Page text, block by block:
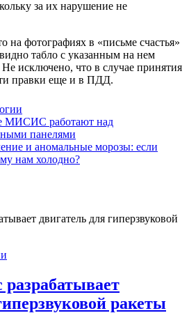
за их нарушение не
на фотографиях в «письме счастья»
табло с указанным на нем
исключено, что в случае принятия
правки еще и в ПДД.
МИСИС работают над
панелями
и аномальные морозы: если
нам холодно?
ракеты